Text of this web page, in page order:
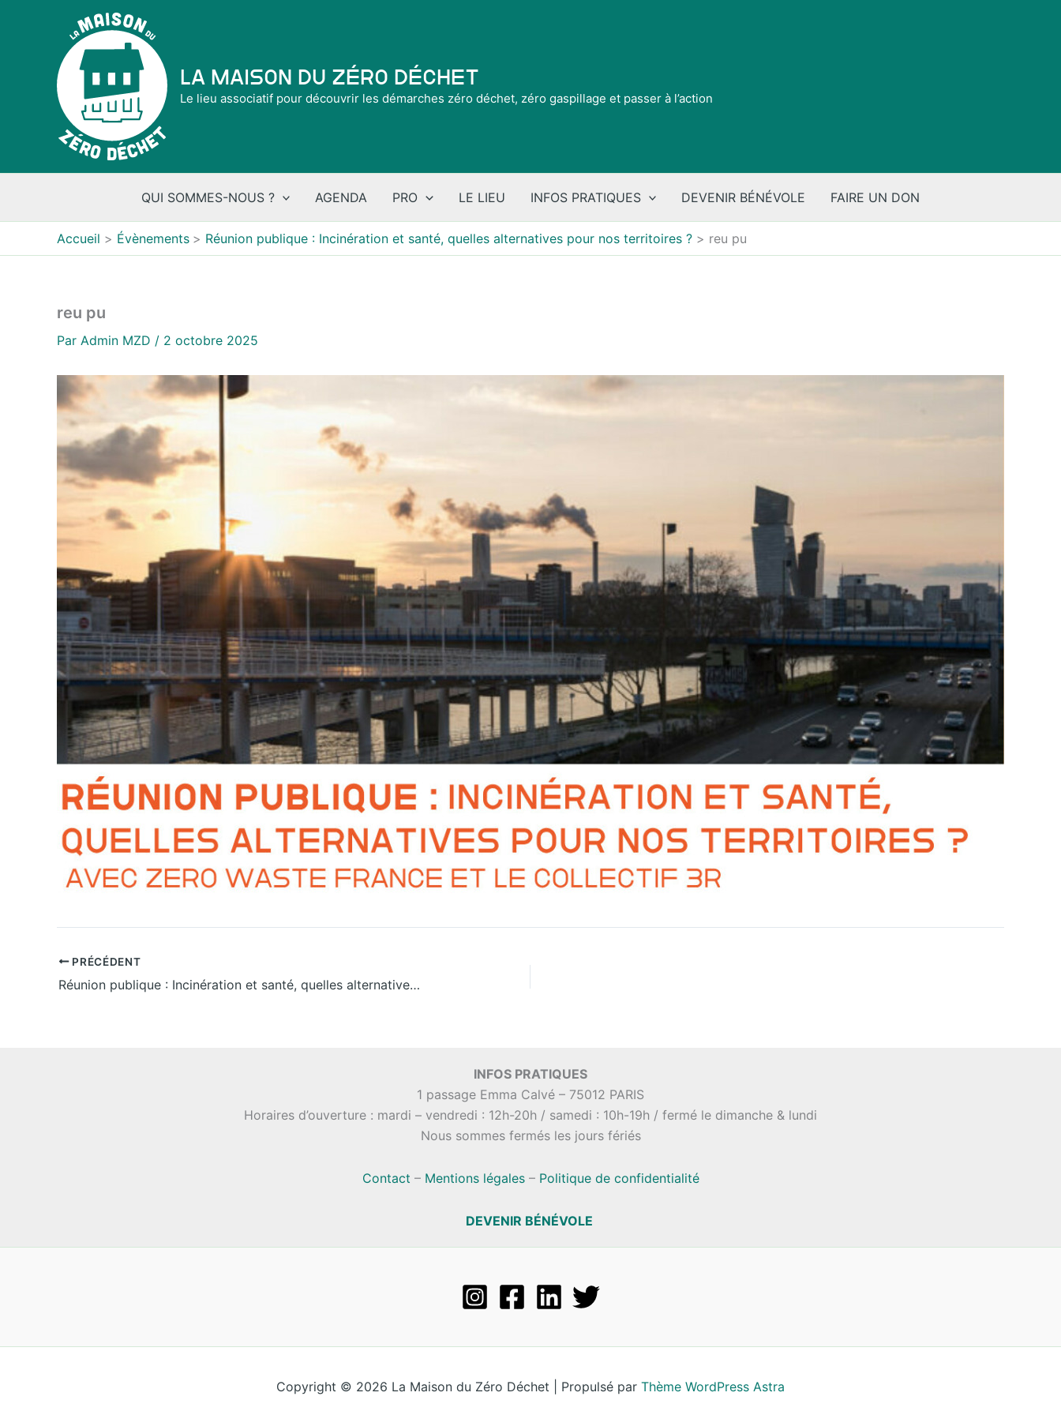
La Maison du Zéro Déchet
Le lieu associatif pour découvrir les démarches zéro déchet, zéro gaspillage et passer à l’action
QUI SOMMES-NOUS ? AGENDA PRO LE LIEU INFOS PRATIQUES DEVENIR BÉNÉVOLE FAIRE UN DON
Accueil Évènements Réunion publique : Incinération et santé, quelles alternatives pour nos territoires ? reu pu
reu pu
Par Admin MZD / 2 octobre 2025
PRÉCÉDENT
Réunion publique : Incinération et santé, quelles alternatives pour nos territoires ?
INFOS PRATIQUES
1 passage Emma Calvé – 75012 PARIS
Horaires d’ouverture : mardi – vendredi : 12h-20h / samedi : 10h-19h / fermé le dimanche & lundi
Nous sommes fermés les jours fériés
Contact – Mentions légales– Politique de confidentialité
DEVENIR BÉNÉVOLE
Copyright © 2026 La Maison du Zéro Déchet | Propulsé par Thème WordPress Astra